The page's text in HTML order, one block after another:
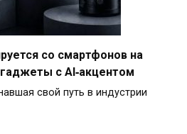
со смартфонов на
с AI‑акцентом
свой путь в индустрии